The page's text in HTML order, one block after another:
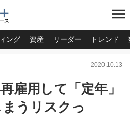
menu
ング 資産 リーダー トレンド
2020.10.13
雇用して「定年」
うリスクっ